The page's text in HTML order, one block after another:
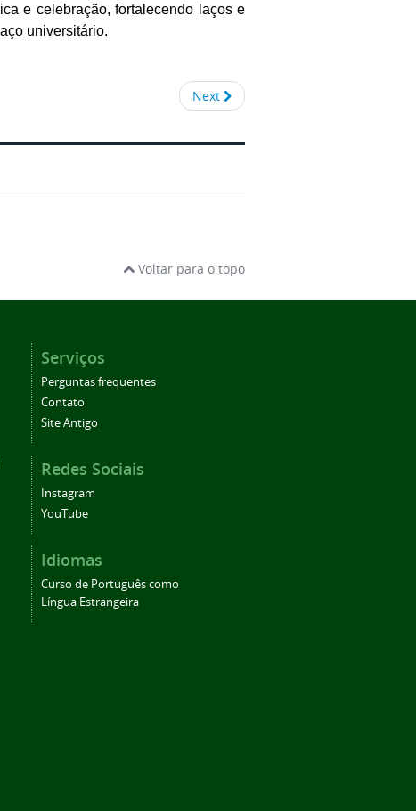
e celebração, fortalecendo laços e
universitário.
Next
Voltar para o topo
Serviços
Perguntas frequentes
Contato
Site Antigo
Redes Sociais
Instagram
YouTube
Idiomas
Curso de Português como
Língua Estrangeira